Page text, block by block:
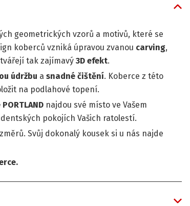
geometrických vzorů a motivů, které se
koberců vzniká úpravou zvanou carving,
tak zajímavý 3D efekt.
údržbu a snadné čištění. Koberce z této
na podlahové topení.
PORTLAND najdou své místo ve Vašem
pokojích Vašich ratolestí.
Svůj dokonalý kousek si u nás najde